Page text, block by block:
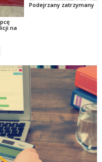
na
Podejrzany zatrzymany